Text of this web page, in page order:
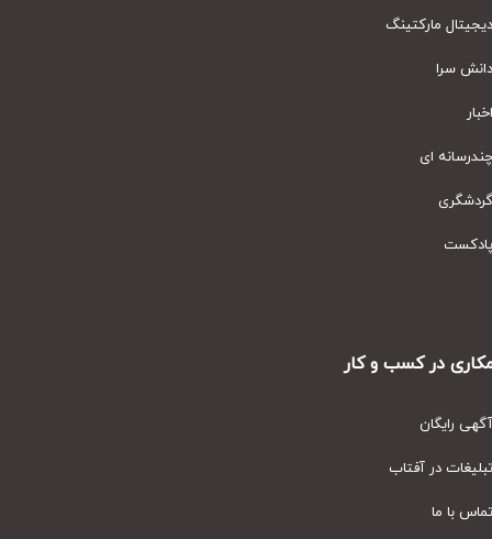
مارکتینگ
سرا
ای
در کسب و کار
رایگان
در آفتاب
با ما